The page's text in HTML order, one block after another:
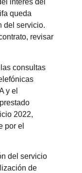
interés del
queda
del servicio.
revisar
consultas
y el
2022,
por el
del servicio
de